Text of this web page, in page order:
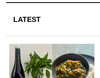
LATEST